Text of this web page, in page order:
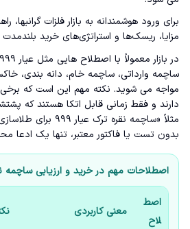
برای ورود هوشمندانه به بازار فلزات گرانبها،
مزایا، ریسک‌ها و استراتژی‌های خرید
مواجه می شوید. نکته مهم این است که برخی
دارند و فقط زمانی قابل اتکا هستند که
مثلاً «ساچمه نقره
بدون تست یا فاکتور معتبر، تنها یک
اصطلاحات مهم در خرید و ارزیابی ساچمه
اصط
لاح
معنی کاربردی